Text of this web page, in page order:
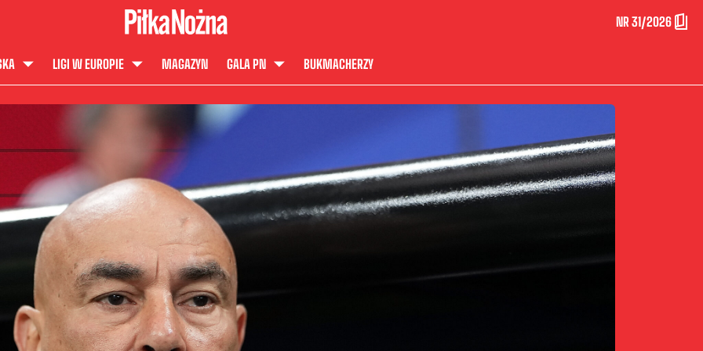
NR 31/2026
LIGI W EUROPIE MAGAZYN GALA PN BUKMACHERZY